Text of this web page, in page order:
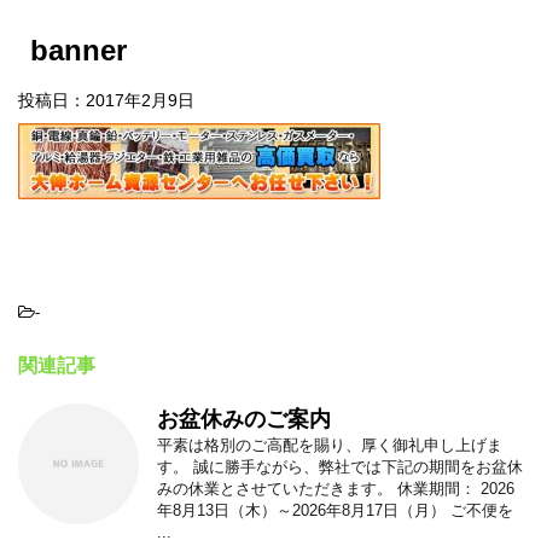
banner
投稿日： 2017年2月9日
-
関連記事
お盆休みのご案内
平素は格別のご高配を賜り、厚く御礼申し上げま
す。 誠に勝手ながら、弊社では下記の期間をお盆休
みの休業とさせていただきます。 休業期間： 2026
年8月13日（木）～2026年8月17日（月） ご不便を
...